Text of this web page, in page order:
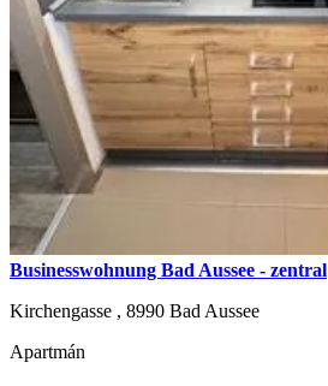
Businesswohnung Bad Aussee - zentral
Kirchengasse , 8990 Bad Aussee
Apartmán